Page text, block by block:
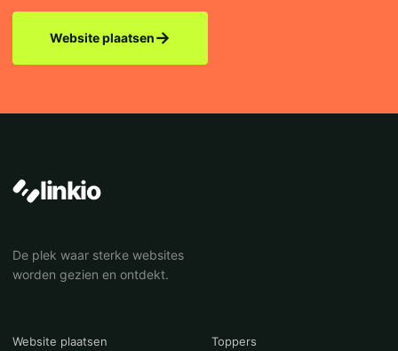
Website plaatsen→
linkio
De plek waar sterke websites
worden gezien en ontdekt.
Website plaatsen Toppers